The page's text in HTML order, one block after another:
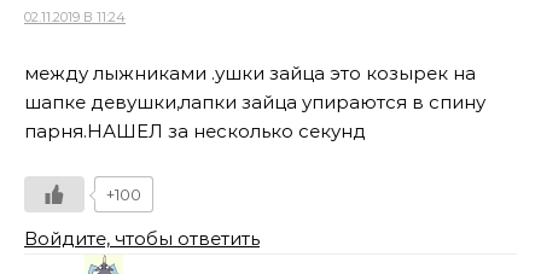
02.11.2019 В 11:24
между лыжниками .ушки зайца это козырек на
шапке девушки,лапки зайца упираются в спину
парня.НАШЕЛ за несколько секунд
+100
Войдите, чтобы ответить